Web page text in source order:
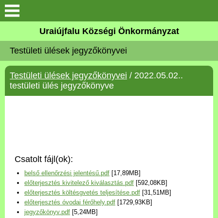
Köszöntő
Elérhetőségek
Uraiújfalu
Választási információk
Versenyképes Járások
Program
Uraiújfalu Községi Önkormányzat
Testületi ülések jegyzőkönyvei
Testületi ülések jegyzőkönyvei / 2022.05.02..
testületi ülés jegyzőkönyve
Csatolt fájl(ok):
belső ellenőrzési jelentésű.pdf [17,89MB]
előterjesztés kivitelező kiválasztás.pdf [592,08KB]
előterjesztés költésgvetés teljesítése.pdf [31,51MB]
előterjesztés óvodai férőhely.pdf [1729,93KB]
jegyzőkönyv.pdf [5,24MB]